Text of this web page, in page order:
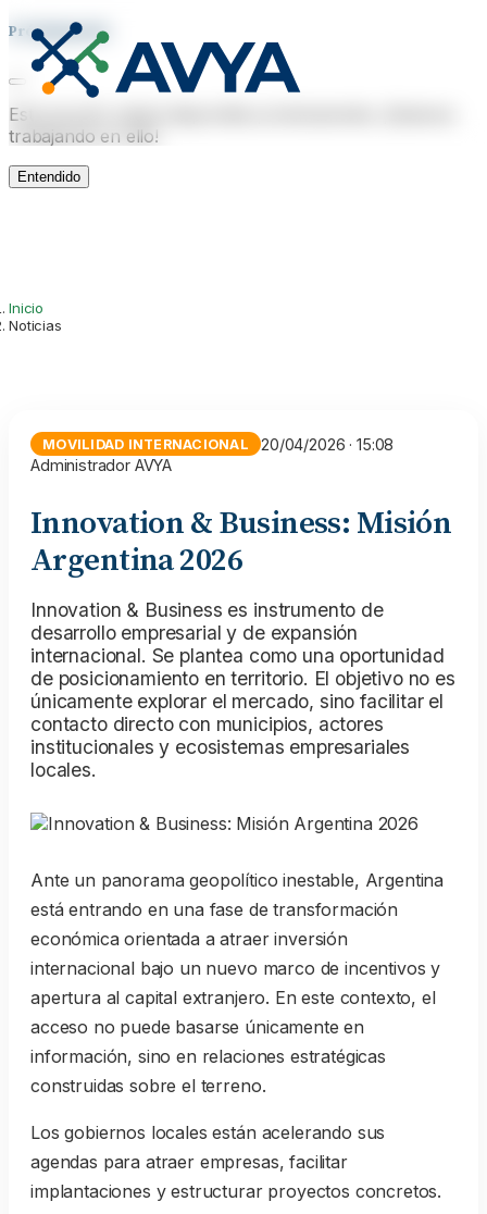
Próximamente
Esta sección estará disponible próximamente. ¡Estamos
trabajando en ello!
Entendido
Inicio
Noticias
MOVILIDAD INTERNACIONAL
20/04/2026 · 15:08
Administrador AVYA
Innovation & Business: Misión
Argentina 2026
Innovation & Business es instrumento de
desarrollo empresarial y de expansión
internacional. Se plantea como una oportunidad
de posicionamiento en territorio. El objetivo no es
únicamente explorar el mercado, sino facilitar el
contacto directo con municipios, actores
institucionales y ecosistemas empresariales
locales.
Ante un panorama geopolítico inestable, Argentina
está entrando en una fase de transformación
económica orientada a atraer inversión
internacional bajo un nuevo marco de incentivos y
apertura al capital extranjero. En este contexto, el
acceso no puede basarse únicamente en
información, sino en relaciones estratégicas
construidas sobre el terreno.
Los gobiernos locales están acelerando sus
agendas para atraer empresas, facilitar
implantaciones y estructurar proyectos concretos.